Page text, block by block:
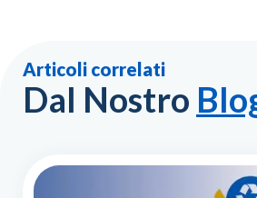
Articoli correlati
Dal Nostro